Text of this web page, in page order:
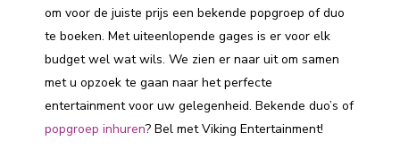
om voor de juiste prijs een bekende popgroep of duo
te boeken. Met uiteenlopende gages is er voor elk
budget wel wat wils. We zien er naar uit om samen
met u opzoek te gaan naar het perfecte
entertainment voor uw gelegenheid. Bekende duo’s of
popgroep inhuren? Bel met Viking Entertainment!